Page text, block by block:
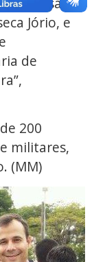
Jório, e
de
200
militares,
(MM)